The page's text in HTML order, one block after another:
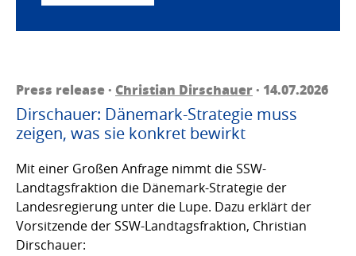
Press release · Christian Dirschauer· 14.07.2026
Dirschauer: Dänemark-Strategie muss
zeigen, was sie konkret bewirkt
Mit einer Großen Anfrage nimmt die SSW-
Landtagsfraktion die Dänemark-Strategie der
Landesregierung unter die Lupe. Dazu erklärt der
Vorsitzende der SSW-Landtagsfraktion, Christian
Dirschauer: